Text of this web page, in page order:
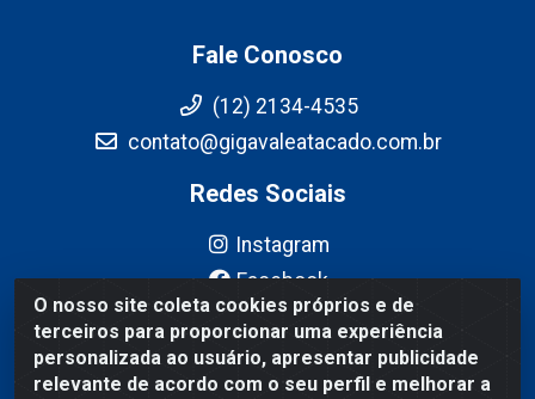
O nosso site coleta cookies próprios e de
terceiros para proporcionar uma experiência
personalizada ao usuário, apresentar publicidade
relevante de acordo com o seu perfil e melhorar a
Fale Conosco
(12) 2134-4535
contato@gigavaleatacado.com.br
Redes Sociais
Instagram
Facebook
YouTube
Linkedin